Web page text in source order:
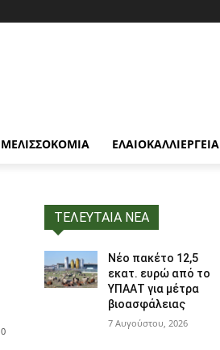
ΜΕΛΙΣΣΟΚΟΜΙΑ ΕΛΑΙΟΚΑΛΛΙΈΡΓΕΙΑ
0
ΤΕΛΕΥΤΑΙΑ ΝΕΑ
Νέο πακέτο 12,5
εκατ. ευρώ από το
ΥΠΑΑΤ για μέτρα
βιοασφάλειας
7 Αυγούστου, 2026